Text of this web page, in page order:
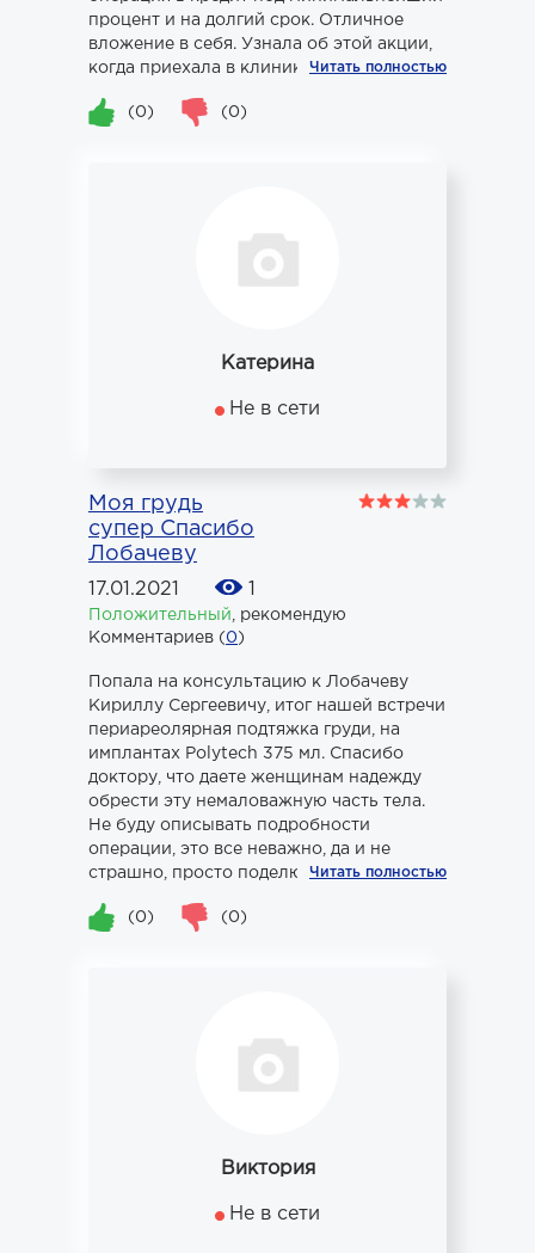
процент и на долгий срок. Отличное
вложение в себя. Узнала об этой акции,
когда приехала в клинику....Читать полностью
(0) (0)
Катерина
Не в сети
Моя грудь
супер Спасибо
Лобачеву
17.01.2021
Положительный
рекомендую
Комментариев (0)
Попала на консультацию к Лобачеву
Кириллу Сергеевичу, итог нашей встречи
периареолярная подтяжка груди, на
имплантах Polytech 375 мл. Спасибо
доктору, что даете женщинам надежду
обрести эту немаловажную часть тела.
Не буду описывать подробности
операции, это все неважно, да и не
страшно, просто поделюсь своей...
Читать полностью
(0) (0)
Виктория
Не в сети